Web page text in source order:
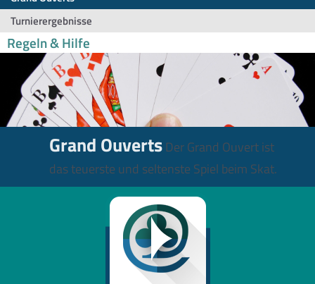
Turnierergebnisse
Regeln & Hilfe
Grand OuvertsDer Grand Ouvert ist
das teuerste und seltenste Spiel beim Skat.